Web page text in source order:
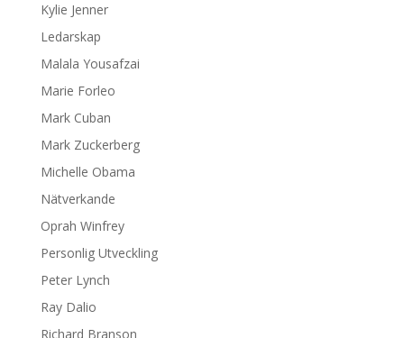
Kylie Jenner
Ledarskap
Malala Yousafzai
Marie Forleo
Mark Cuban
Mark Zuckerberg
Michelle Obama
Nätverkande
Oprah Winfrey
Personlig Utveckling
Peter Lynch
Ray Dalio
Richard Branson